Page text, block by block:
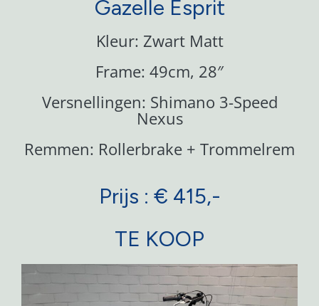
Gazelle Esprit
Kleur: Zwart Matt
Frame: 49cm, 28″
Versnellingen: Shimano 3-Speed
Nexus
Remmen: Rollerbrake + Trommelrem
Prijs : € 415,-
TE KOOP